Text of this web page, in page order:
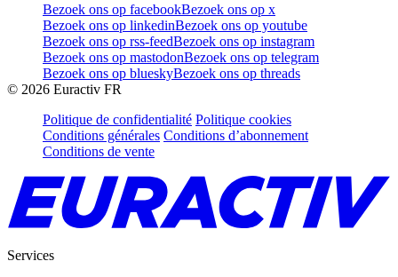
Bezoek ons op facebookBezoek ons op x
Bezoek ons op linkedinBezoek ons op youtube
Bezoek ons op rss-feedBezoek ons op instagram
Bezoek ons op mastodonBezoek ons op telegram
Bezoek ons op blueskyBezoek ons op threads
© 2026 Euractiv FR
Politique de confidentialité Politique cookies
Conditions générales Conditions d’abonnement
Conditions de vente
Services